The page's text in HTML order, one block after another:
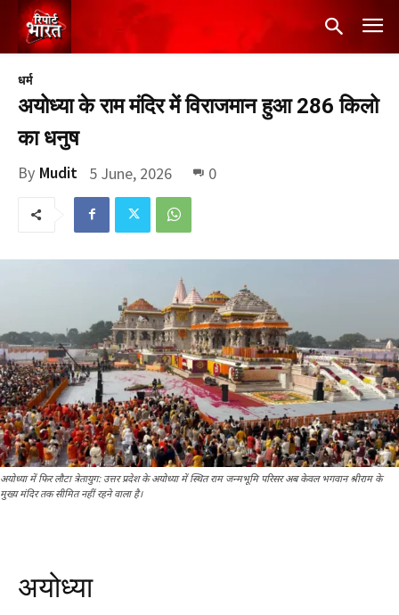
धर्म
अयोध्या के राम मंदिर में विराजमान हुआ 286 किलो
का धनुष
By Mudit 5 June, 2026 0
अयोध्या में फिर लौटा त्रेतायुग: उत्तर प्रदेश के अयोध्या में स्थित राम जन्मभूमि परिसर अब केवल भगवान श्रीराम के
मुख्य मंदिर तक सीमित नहीं रहने वाला है।
अयोध्या